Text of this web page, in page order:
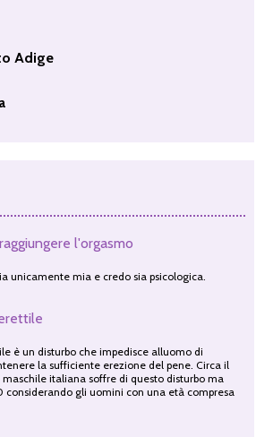
Adige
l'orgasmo
unicamente mia e credo sia psicologica.
è un disturbo che impedisce alluomo di
la sufficiente erezione del pene. Circa il
maschile italiana soffre di questo disturbo ma
considerando gli uomini con una età compresa